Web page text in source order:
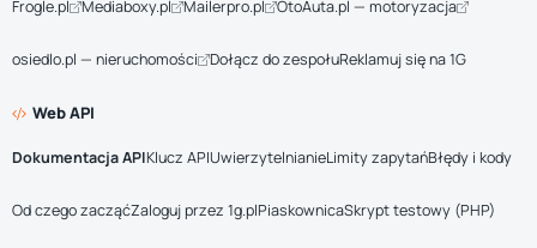
Frogle.pl Mediaboxy.pl Mailerpro.pl OtoAuta.pl — motoryzacja
osiedlo.pl — nieruchomości Dołącz do zespołuReklamuj się na 1G
Web API
Dokumentacja APIKlucz APIUwierzytelnianieLimity zapytańBłędy i kody
Od czego zacząćZaloguj przez 1g.plPiaskownicaSkrypt testowy (PHP)